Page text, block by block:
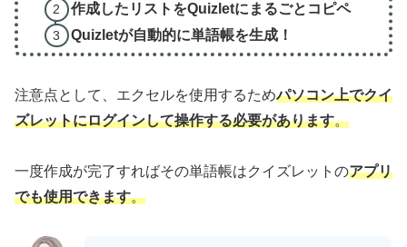
作成したリストをQuizletにまるごとコピペ
Quizletが自動的に単語帳を生成！
注意点として、エクセルを使用するためパソコン上でクイ
ズレットにログインして操作する必要があります。
一度作成が完了すればその単語帳はクイズレットのアプリ
でも使用できます。